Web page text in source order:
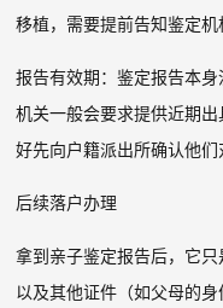
移植，需要提前告知鉴定机
报告有效期：鉴定报告本身
机关一般会要求提供近期
好先向户籍派出所确认他们
后续落户办理
拿到亲子鉴定报告后，它
以及其他证件（如父母的